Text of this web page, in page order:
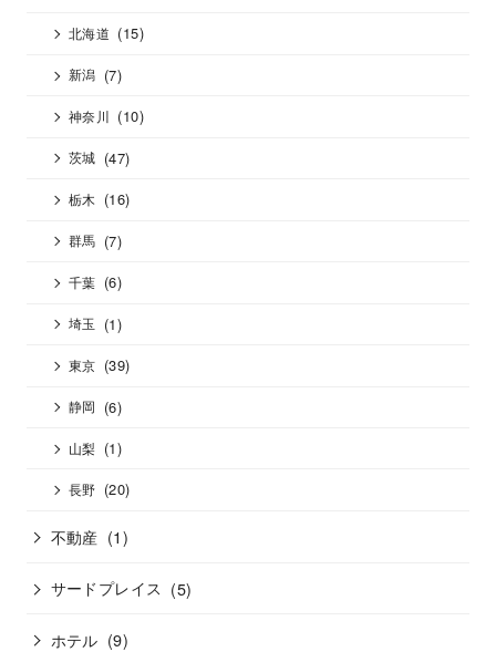
北海道 (15)
新潟 (7)
神奈川 (10)
茨城 (47)
栃木 (16)
群馬 (7)
千葉 (6)
埼玉 (1)
東京 (39)
静岡 (6)
山梨 (1)
長野 (20)
不動産 (1)
サードプレイス (5)
ホテル (9)